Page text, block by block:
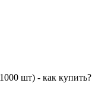
шт) - как купить?